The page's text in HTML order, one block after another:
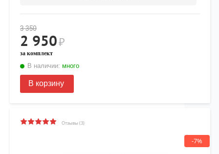
3 350
2 950₽
за комплект
В наличии: много
В корзину
Отзывы (3)
-7%